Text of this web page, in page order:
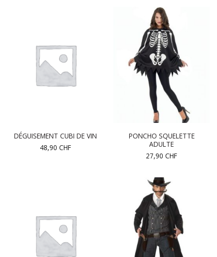
DÉGUISEMENT CUBI DE VIN
48,90 CHF
PONCHO SQUELETTE
ADULTE
27,90 CHF